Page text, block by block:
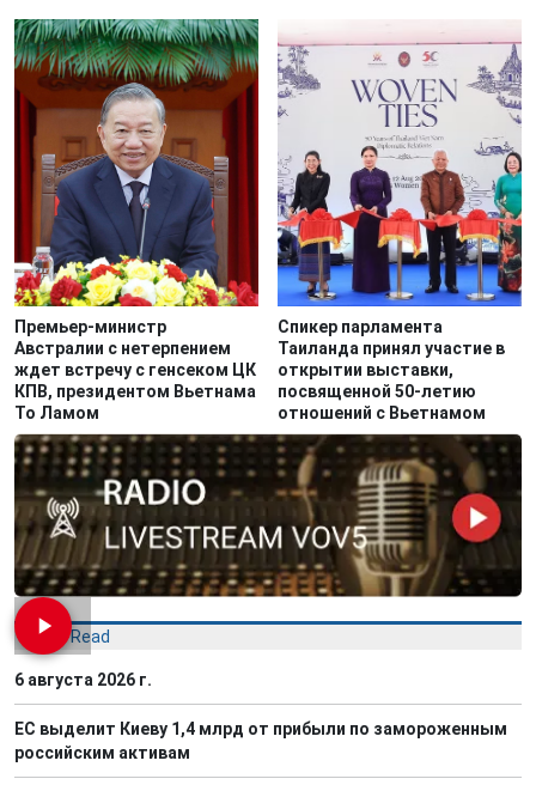
Премьер-министр
Австралии с нетерпением
ждет встречу с генсеком ЦК
КПВ, президентом Вьетнама
То Ламом
Спикер парламента
Таиланда принял участие в
открытии выставки,
посвященной 50-летию
отношений с Вьетнамом
Most Read
6 августа 2026 г.
ЕС выделит Киеву 1,4 млрд от прибыли по замороженным
российским активам